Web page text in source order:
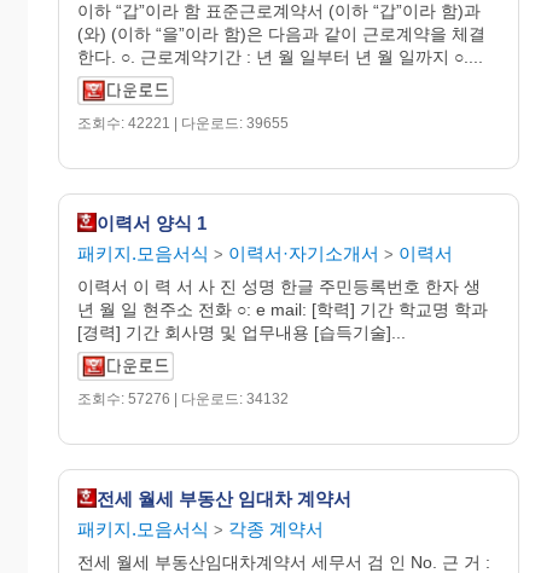
이하 “갑”이라 함 표준근로계약서 (이하 “갑”이라 함)과
(와) (이하 “을”이라 함)은 다음과 같이 근로계약을 체결
한다. ○. 근로계약기간 : 년 월 일부터 년 월 일까지 ○....
조회수: 42221 | 다운로드: 39655
이력서 양식 1
패키지.모음서식 > 이력서·자기소개서 > 이력서
이력서 이 력 서 사 진 성명 한글 주민등록번호 한자 생
년 월 일 현주소 전화 ○: e mail: [학력] 기간 학교명 학과
[경력] 기간 회사명 및 업무내용 [습득기술]...
조회수: 57276 | 다운로드: 34132
전세 월세 부동산 임대차 계약서
패키지.모음서식 > 각종 계약서
전세 월세 부동산임대차계약서 세무서 검 인 No. 근 거 :